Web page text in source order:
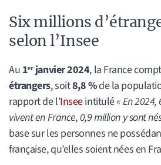
Six millions
selon l’Insee
Au 1ᵉʳ janvier 2024, la France
étrangers, soit8,8 %de la
rapport de l’Inseeintitulé« En
vivent en France, 0,9 million y sont
base sur les personnes ne
française, qu’elles soient nées en